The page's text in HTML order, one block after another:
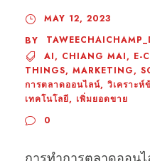
MAY 12, 2023
BY
AI, CHIANG MAI, E-
THINGS, MARKETING,
การตลาดออนไลน์, วิเคราะห์
เทคโนโลยี, เพิ่มยอดขาย
0